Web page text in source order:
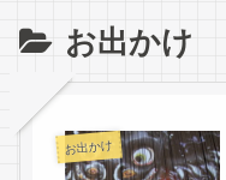
お出かけ
お出かけ